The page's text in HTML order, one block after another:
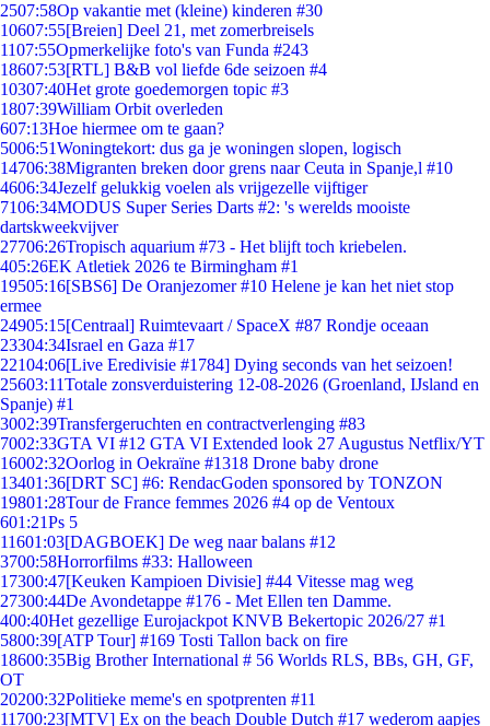
2507:58Op vakantie met (kleine) kinderen #30
10607:55[Breien] Deel 21, met zomerbreisels
1107:55Opmerkelijke foto's van Funda #243
18607:53[RTL] B&B vol liefde 6de seizoen #4
10307:40Het grote goedemorgen topic #3
1807:39William Orbit overleden
607:13Hoe hiermee om te gaan?
5006:51Woningtekort: dus ga je woningen slopen, logisch
14706:38Migranten breken door grens naar Ceuta in Spanje,l #10
4606:34Jezelf gelukkig voelen als vrijgezelle vijftiger
7106:34MODUS Super Series Darts #2: 's werelds mooiste
dartskweekvijver
27706:26Tropisch aquarium #73 - Het blijft toch kriebelen.
405:26EK Atletiek 2026 te Birmingham #1
19505:16[SBS6] De Oranjezomer #10 Helene je kan het niet stop
ermee
24905:15[Centraal] Ruimtevaart / SpaceX #87 Rondje oceaan
23304:34Israel en Gaza #17
22104:06[Live Eredivisie #1784] Dying seconds van het seizoen!
25603:11Totale zonsverduistering 12-08-2026 (Groenland, IJsland en
Spanje) #1
3002:39Transfergeruchten en contractverlenging #83
7002:33GTA VI #12 GTA VI Extended look 27 Augustus Netflix/YT
16002:32Oorlog in Oekraïne #1318 Drone baby drone
13401:36[DRT SC] #6: RendacGoden sponsored by TONZON
19801:28Tour de France femmes 2026 #4 op de Ventoux
601:21Ps 5
11601:03[DAGBOEK] De weg naar balans #12
3700:58Horrorfilms #33: Halloween
17300:47[Keuken Kampioen Divisie] #44 Vitesse mag weg
27300:44De Avondetappe #176 - Met Ellen ten Damme.
400:40Het gezellige Eurojackpot KNVB Bekertopic 2026/27 #1
5800:39[ATP Tour] #169 Tosti Tallon back on fire
18600:35Big Brother International # 56 Worlds RLS, BBs, GH, GF,
OT
20200:32Politieke meme's en spotprenten #11
11700:23[MTV] Ex on the beach Double Dutch #17 wederom aapjes